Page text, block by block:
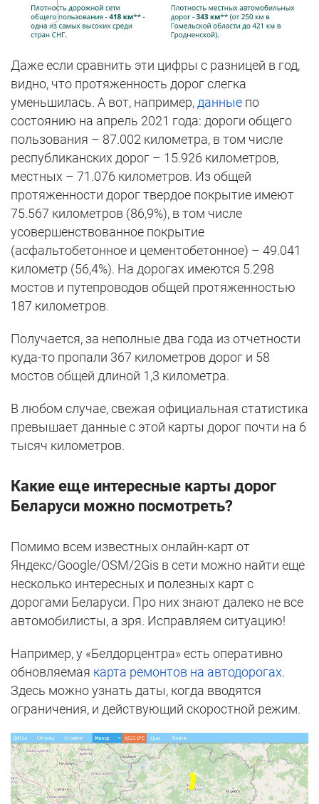
Даже если сравнить эти цифры с разницей в год,
видно, что протяженность дорог слегка
уменьшилась. А вот, например, данные по
состоянию на апрель 2021 года: дороги общего
пользования – 87.002 километра, в том числе
республиканских дорог – 15.926 километров,
местных – 71.076 километров. Из общей
протяженности дорог твердое покрытие имеют
75.567 километров (86,9%), в том числе
усовершенствованное покрытие
(асфальтобетонное и цементобетонное) – 49.041
километр (56,4%). На дорогах имеются 5.298
мостов и путепроводов общей протяженностью
187 километров.
Получается, за неполные два года из отчетности
куда-то пропали 367 километров дорог и 58
мостов общей длиной 1,3 километра.
В любом случае, свежая официальная статистика
превышает данные с этой карты дорог почти на 6
тысяч километров.
Какие еще интересные карты дорог
Беларуси можно посмотреть?
Помимо всем известных онлайн-карт от
Яндекс/Google/OSM/2Gis в сети можно найти еще
несколько интересных и полезных карт с
дорогами Беларуси. Про них знают далеко не все
автомобилисты, а зря. Исправляем ситуацию!
Например, у «Белдорцентра» есть оперативно
обновляемая карта ремонтов на автодорогах.
Здесь можно узнать даты, когда вводятся
ограничения, и действующий скоростной режим.